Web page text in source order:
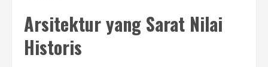
Arsitektur yang Sarat Nilai
Historis